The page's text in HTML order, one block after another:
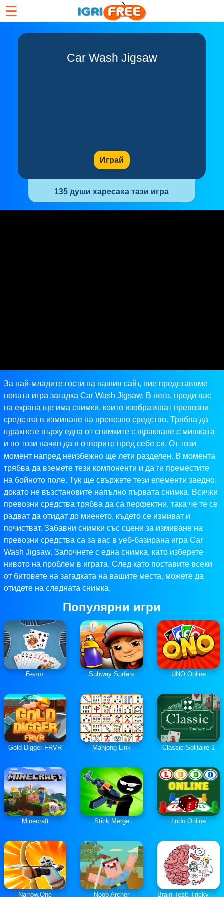
☰
Car Wash Jigsaw
Играй
135 души харесаха тази игра
За най-младите гости на нашия сайт, ние представяме
новата игра загадка Car Wash Jigsaw. В него, преди вас
на екрана ще има снимки, които изобразяват превозни
средства в измиване на превозно средство. Трябва да
щракнете върху една от снимките с щракване с мишката
и по този начин да я отворите пред себе си. От този
момент напред неизбежно ще лети разделен. В момента
трябва да вземете тези компоненти и да ги преместите
на бойното поле. Тук ще свържете тези елементи заедно,
докато не възстановите напълно първата снимка. Всички
превозни средства трябва да са перфектни, така че те се
радват да отидат до миенето, където се измиват и
почистват. Забавни снимки със сцени за измиване на
превозни средства са за вас в уеб-базирана игра Car
Wash Jigsaw. Започнете с една снимка, като изберете
нивото на проблем в играта. След като поставите всеки
от битовете на загадката на вашите места, можете да
отидете на следната снимка.
Популярни игри
Белот Subway Surfers UNO Online
Gold Digger FRVR Mahjong Link Classic Solitaire 1
Minecraft Stick Merge Ludo Online
Narrow.One Noob Archer Brain Test: Tricky Puzzles